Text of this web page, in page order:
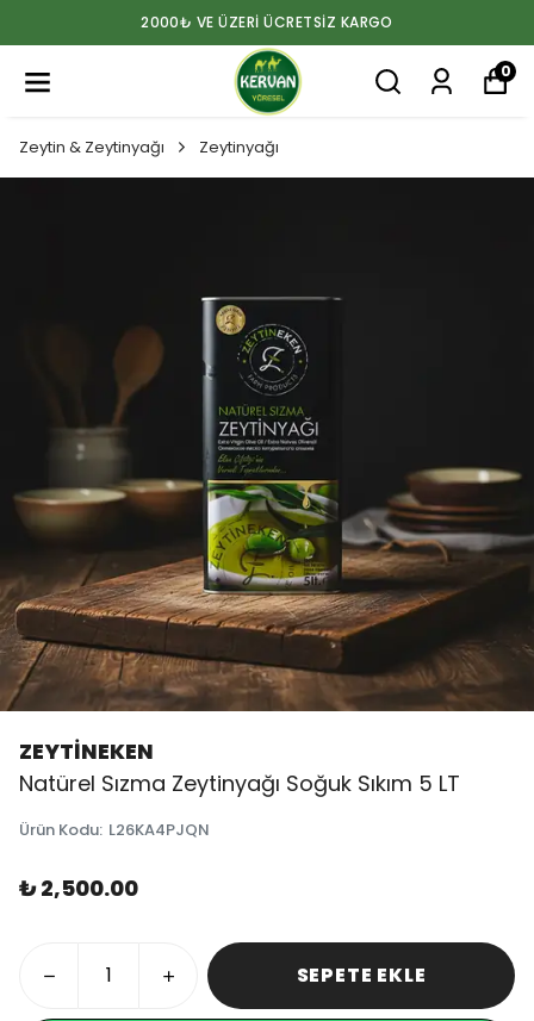
ÜZERİ ÜCRETSİZ KARGO
0
Zeytin & Zeytinyağı Zeytinyağı
ZEYTİNEKEN
Natürel Sızma Zeytinyağı Soğuk Sıkım 5 LT
Ürün Kodu: L26KA4PJQN
₺ 2,500.00
SEPETE EKLE